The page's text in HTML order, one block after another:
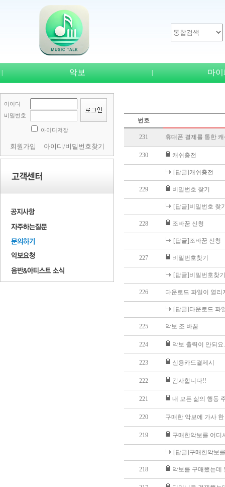
악보 마
아이디
비밀번호
아이디저장
회원가입 아이디/비밀번호찾기
번호
231 휴대폰 결제를 통한
230 캐쉬충전
[답글]캐쉬충전
229 비밀번호 찾기
[답글]비밀번호 찾
228 조바꿈 신청
[답글]조바꿈 신청
227 비밀번호찾기
[답글]비밀번호찾기
226 다운로드 파일이 열리
[답글]다운로드 파
225 악보 조 바꿈
224 악보 출력이 안되요.
223 신용카드결제시
222 감사합니다!!
221 내 모든 삶의 행동
220 구매한 악보에 가사
219 구매한악보를 어디
[답글]구매한악보
218 악보를 구매했는데